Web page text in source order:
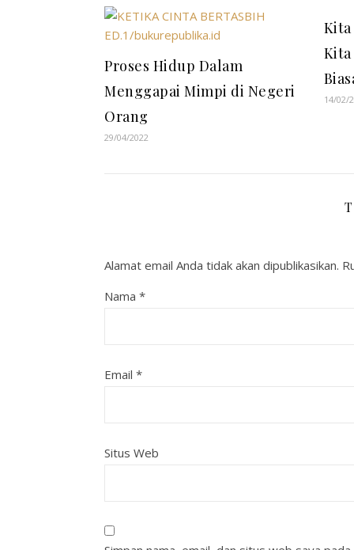
Proses Hidup Dalam
Menggapai Mimpi di Negeri
Orang
29/04/2022
Kita
Kita
14/02/
Alamat email Anda tidak akan dipublikasikan.
Nama *
Email *
Situs Web